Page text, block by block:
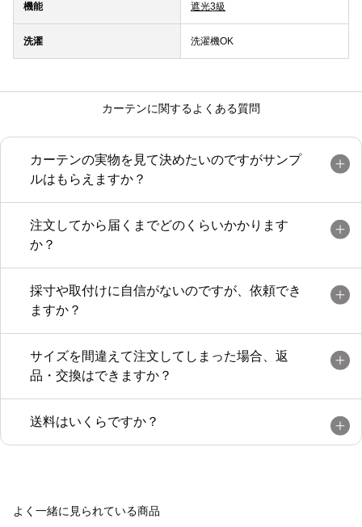
機能 遮光3級
洗濯 洗濯機OK
カーテンに関するよくある質問
カーテンの実物を見て決めたいのですがサンプ
ルはもらえますか？
注文してから届くまでどのくらいかかります
か？
採寸や取付けに自信がないのですが、依頼でき
ますか？
サイズを間違えて注文してしまった場合、返
品・交換はできますか？
送料はいくらですか？
よく一緒に見られている商品